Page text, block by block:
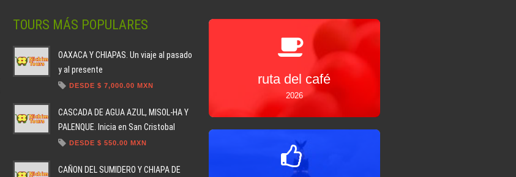
TOURS MÁS POPULARES
OAXACA Y CHIAPAS. Un viaje al pasado
y al presente
DESDE $ 7,000.00 MXN
CASCADA DE AGUA AZUL, MISOL-HA Y
PALENQUE. Inicia en San Cristobal
DESDE $ 550.00 MXN
CAÑON DEL SUMIDERO Y CHIAPA DE
ruta del café
2026